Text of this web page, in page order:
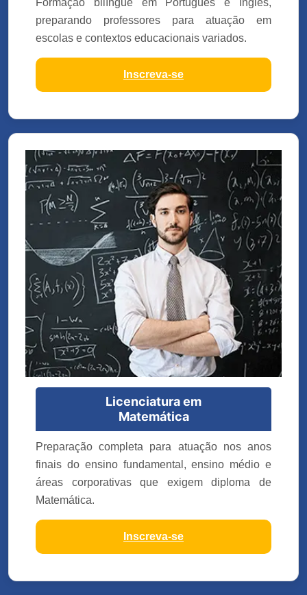
Formação bilíngue em Português e Inglês,
preparando professores para atuação em
escolas e contextos educacionais variados.
Inscreva-se
Licenciatura em
Matemática
Preparação completa para atuação nos anos
finais do ensino fundamental, ensino médio e
áreas corporativas que exigem diploma de
Matemática.
Inscreva-se